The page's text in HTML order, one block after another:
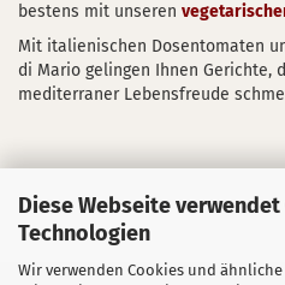
Diese Webseite
Technologien
Wir verwenden Cookies und
bestens mit unseren
Mit italienischen Dosentomaten
di Mario gelingen Ihnen Gerichte,
mediterraner Lebensfreude